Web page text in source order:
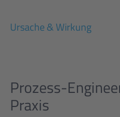
Ursache & Wirkung
Prozess-
Praxis